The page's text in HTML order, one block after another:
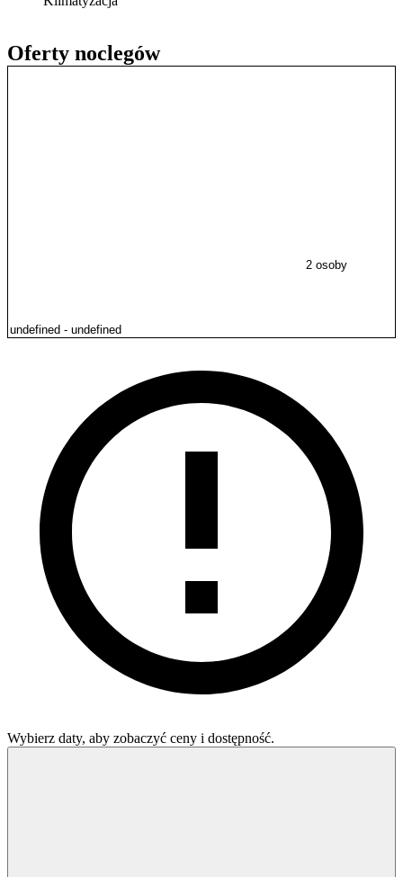
Oferty noclegów
2 osoby
Wybierz daty, aby zobaczyć ceny i dostępność.